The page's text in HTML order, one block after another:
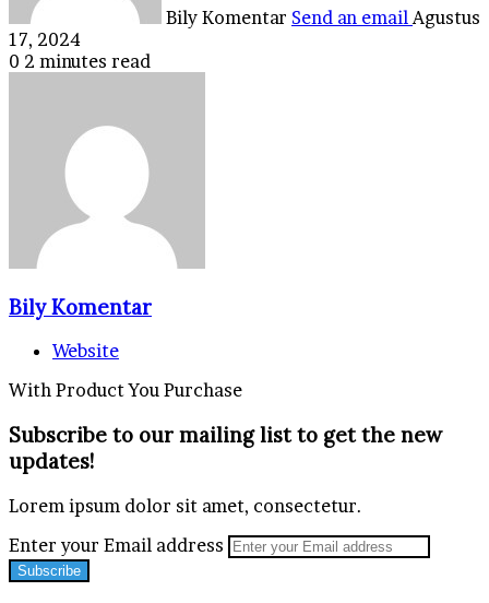
Bily Komentar Send an email Agustus
17, 2024
0 2 minutes read
Bily Komentar
Website
With Product You Purchase
Subscribe to our mailing list to get the new
updates!
Lorem ipsum dolor sit amet, consectetur.
Enter your Email address